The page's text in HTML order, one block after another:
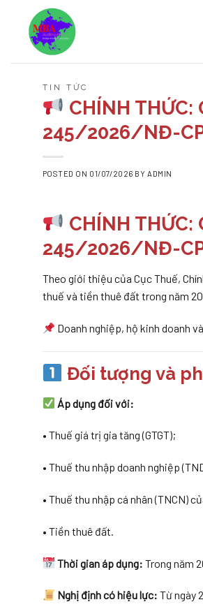
content
TIN TỨC
CHÍNH THỨC:
245/2026/NĐ-
POSTED ON 01/07/2026 BY ADMIN
CHÍNH THỨC:
245/2026/NĐ-
Theo giới thiệu của Cục Thuế,
thuế và tiền thuê đất trong năm
Doanh nghiệp, hộ kinh doanh
Đối tượng và
Áp dụng đối với:
• Thuế giá trị gia tăng (GTGT);
• Thuế thu nhập doanh nghiệp
• Thuế thu nhập cá nhân (TNCN)
• Tiền thuê đất.
Thời gian áp dụng: Trong năm
Nghị định có hiệu lực: Từ ngày